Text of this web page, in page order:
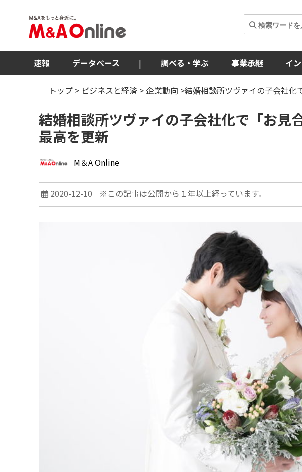
速報 データベース | 調べる・学ぶ 事業承継 イ
トップ > ビジネスと経済 >企業動向 >結婚相談所ツヴァイの子会社化
結婚相談所ツヴァイの子会社化で「お見
最高を更新
M＆A Online
2020-12-10 ※この記事は公開から１年以上経っています。